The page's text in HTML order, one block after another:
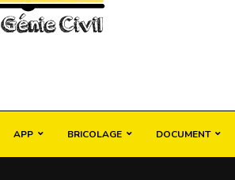
APP BRICOLAGE DOCUMENT